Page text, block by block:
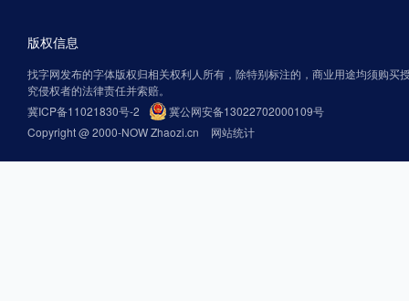
版权信息
找字网发布的字体版权归相关权利人所有，除特别标注的，商业用途均须购买
究侵权者的法律责任并索赔。
冀ICP备11021830号-2
冀公网安备13022702000109号
Copyright @ 2000-NOW Zhaozi.cn
网站统计